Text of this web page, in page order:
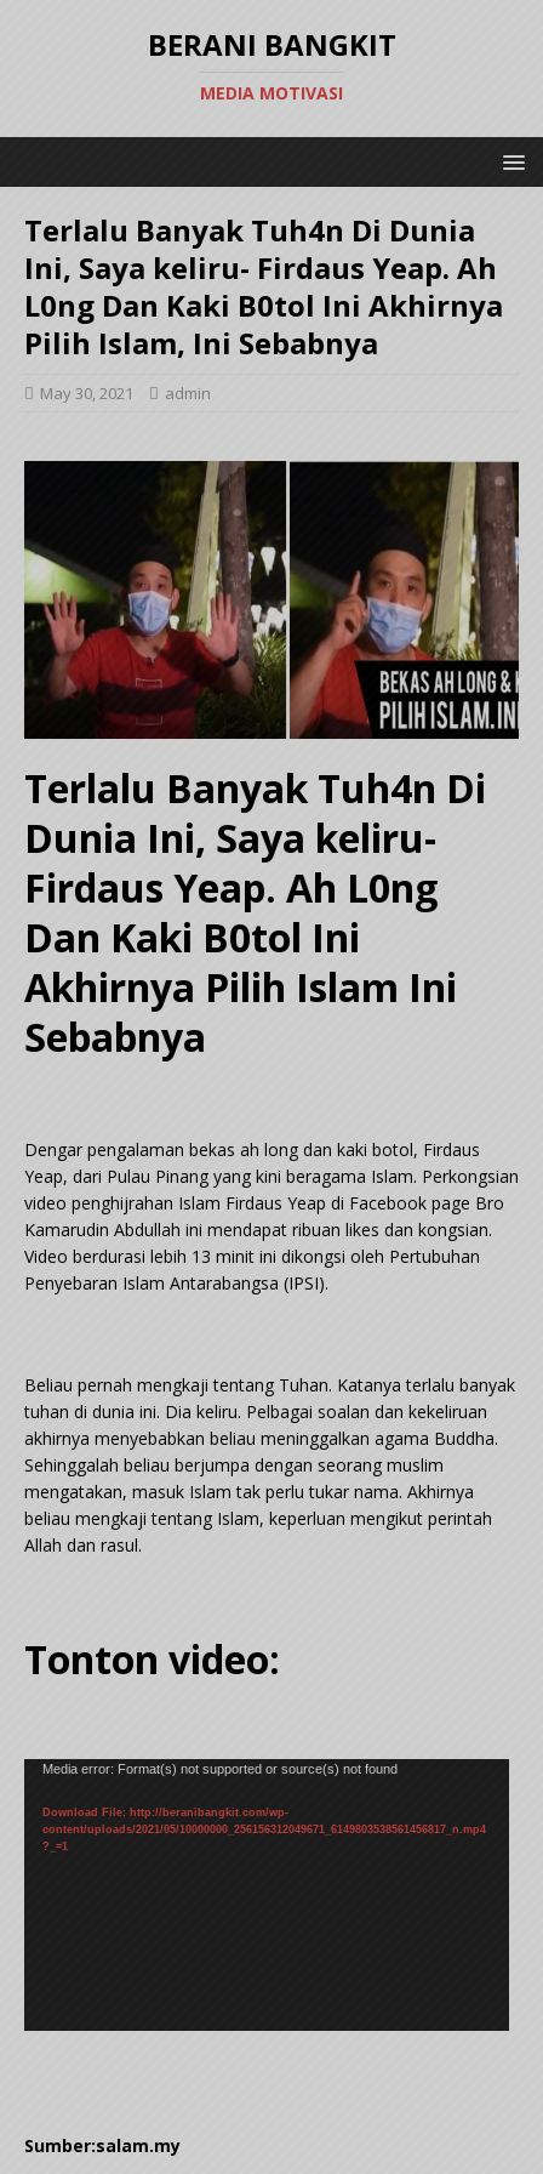
BERANI BANGKIT
MEDIA MOTIVASI
Terlalu Banyak Tuh4n Di Dunia
Ini, Saya keliru- Firdaus Yeap. Ah
L0ng Dan Kaki B0tol Ini Akhirnya
Pilih Islam, Ini Sebabnya
May 30, 2021 admin
Terlalu Banyak Tuh4n Di
Dunia Ini, Saya keliru-
Firdaus Yeap. Ah L0ng
Dan Kaki B0tol Ini
Akhirnya Pilih Islam Ini
Sebabnya
Dengar pengalaman bekas ah long dan kaki botol, Firdaus
Yeap, dari Pulau Pinang yang kini beragama Islam. Perkongsian
video penghijrahan Islam Firdaus Yeap di Facebook page Bro
Kamarudin Abdullah ini mendapat ribuan likes dan kongsian.
Video berdurasi lebih 13 minit ini dikongsi oleh Pertubuhan
Penyebaran Islam Antarabangsa (IPSI).
Beliau pernah mengkaji tentang Tuhan. Katanya terlalu banyak
tuhan di dunia ini. Dia keliru. Pelbagai soalan dan kekeliruan
akhirnya menyebabkan beliau meninggalkan agama Buddha.
Sehinggalah beliau berjumpa dengan seorang muslim
mengatakan, masuk Islam tak perlu tukar nama. Akhirnya
beliau mengkaji tentang Islam, keperluan mengikut perintah
Allah dan rasul.
Tonton video:
Video
Media error: Format(s) not supported or source(s) not found
Download File: http://beranibangkit.com/wp-
content/uploads/2021/05/10000000_256156312049671_6149803538561456817_n.mp4
?_=1
Sumber:salam.my